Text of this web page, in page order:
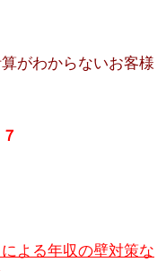
がわからないお客様
よる年収の壁対策な